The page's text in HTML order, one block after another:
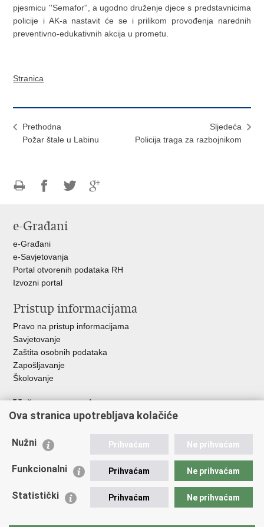
pjesmicu ''Semafor'', a ugodno druženje djece s predstavnicima
policije i AK-a nastavit će se i prilikom provođenja narednih
preventivno-edukativnih akcija u prometu.
Stranica
Prethodna
Požar štale u Labinu
Sljedeća
Policija traga za razbojnikom
FacebookuTwitteru
e-Građani
e-Građani
e-Savjetovanja
Portal otvorenih podataka RH
Izvozni portal
Pristup informacijama
Pravo na pristup informacijama
Savjetovanje
Zaštita osobnih podataka
Zapošljavanje
Školovanje
Važne poveznice
Ministarstvo unutarnjih poslova
Udruge
Policijska akademija
Zaklada policijske solidarnosti
Vučetić"
Ova stranica upotrebljava kolačiće
Nužni Prihvaćam Ne prihvaćam
Funkcionalni Prihvaćam Ne prihvaćam
Statistički Prihvaćam Ne prihvaćam